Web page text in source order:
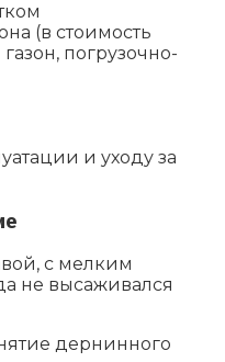
(в стоимость
погрузочно-
и уходу за
с мелким
не высаживался
дернинного